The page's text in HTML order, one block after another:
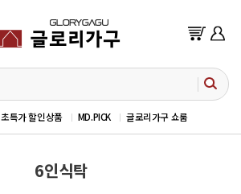
초특가 할인상품 MD.PICK 글로리가구 쇼룸
6인식탁